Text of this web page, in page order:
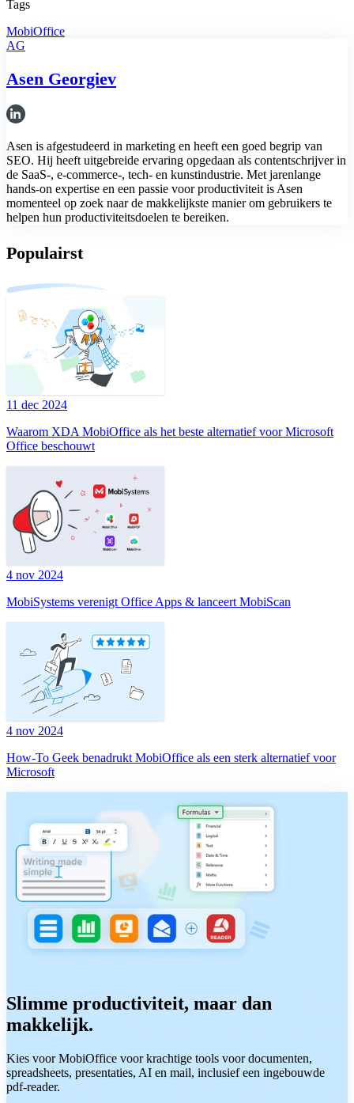
Tags
MobiOffice
AG
Asen Georgiev
Asen is afgestudeerd in marketing en heeft een goed begrip van
SEO. Hij heeft uitgebreide ervaring opgedaan als contentschrijver in
de SaaS-, e-commerce-, tech- en kunstindustrie. Met jarenlange
hands-on expertise en een passie voor productiviteit is Asen
momenteel op zoek naar de makkelijkste manier om gebruikers te
helpen hun productiviteitsdoelen te bereiken.
Populairst
11 dec 2024
Waarom XDA MobiOffice als het beste alternatief voor Microsoft
Office beschouwt
4 nov 2024
MobiSystems verenigt Office Apps & lanceert MobiScan
4 nov 2024
How-To Geek benadrukt MobiOffice als een sterk alternatief voor
Microsoft
Slimme productiviteit, maar dan
makkelijk.
Kies voor MobiOffice voor krachtige tools voor documenten,
spreadsheets, presentaties, AI en mail, inclusief een ingebouwde
pdf-reader.